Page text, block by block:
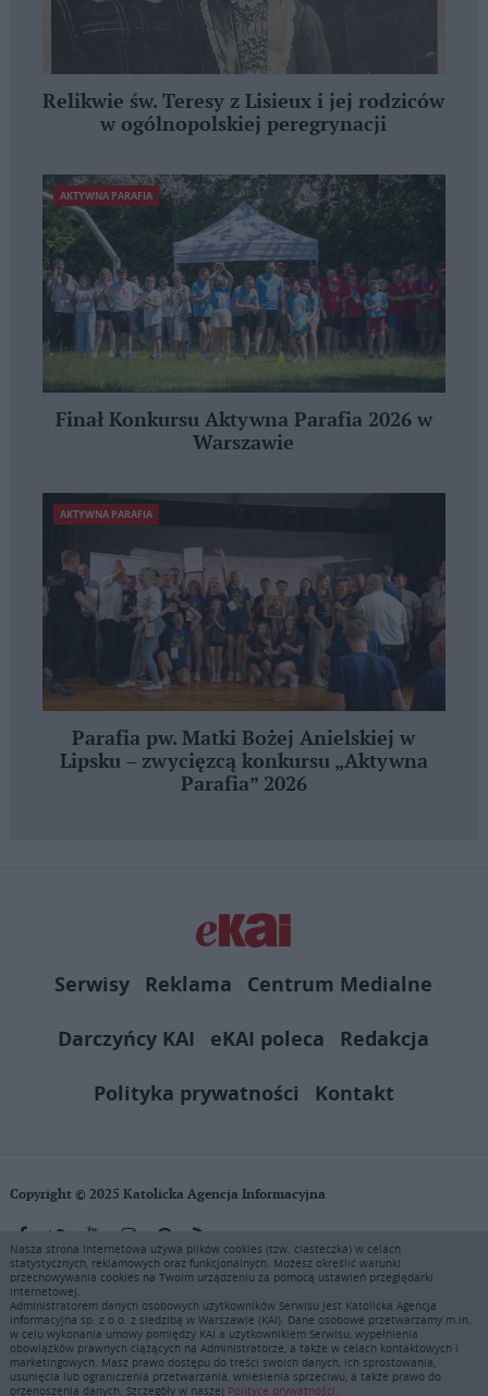
Relikwie św. Teresy z Lisieux i jej rodziców
w ogólnopolskiej peregrynacji
AKTYWNA PARAFIA
Finał Konkursu Aktywna Parafia 2026 w
Warszawie
AKTYWNA PARAFIA
Parafia pw. Matki Bożej Anielskiej w
Lipsku – zwycięzcą konkursu „Aktywna
Parafia” 2026
Serwisy Reklama
Centrum Medialne
Darczyńcy KAI
eKAI poleca
Redakcja
Polityka prywatności
Kontakt
Copyright © 2025 Katolicka Agencja Informacyjna
KAI zastrzega wszelkie prawa do serwisu. Użytkownicy mogą pobierać
i drukować fragmenty zawartości serwisu internetowego www.ekai.pl
wyłącznie do użytku osobistego. Publikacja, rozpowszechnianie
zawartości niniejszego serwisu lub jej sprzedaż (także framing i in.
podobne metody), są bez uprzedniej pisemnej zgody KAI zabronione i
stanowią naruszenie ustaw o prawie autorskim, ochronie baz danych i
uczciwej konkurencji - będą ścigane przy pomocy wszelkich
Nasza strona internetowa używa plików cookies (tzw. ciasteczka) w celach
statystycznych, reklamowych oraz funkcjonalnych. Możesz określić warunki
przechowywania cookies na Twoim urządzeniu za pomocą ustawień przeglądarki
internetowej.
Administratorem danych osobowych użytkowników Serwisu jest Katolicka Agencja
Informacyjna sp. z o.o. z siedzibą w Warszawie (KAI). Dane osobowe przetwarzamy m.in.
w celu wykonania umowy pomiędzy KAI a użytkownikiem Serwisu, wypełnienia
obowiązków prawnych ciążących na Administratorze, a także w celach kontaktowych i
marketingowych. Masz prawo dostępu do treści swoich danych, ich sprostowania,
usunięcia lub ograniczenia przetwarzania, wniesienia sprzeciwu, a także prawo do
przenoszenia danych. Szczegóły w naszej Polityce prywatności.